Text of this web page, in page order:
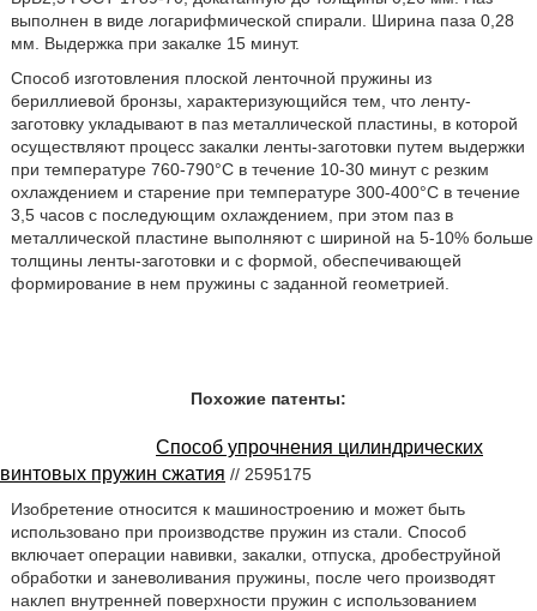
выполнен в виде логарифмической спирали. Ширина паза 0,28
мм. Выдержка при закалке 15 минут.
Способ изготовления плоской ленточной пружины из
бериллиевой бронзы, характеризующийся тем, что ленту-
заготовку укладывают в паз металлической пластины, в которой
осуществляют процесс закалки ленты-заготовки путем выдержки
при температуре 760-790°С в течение 10-30 минут с резким
охлаждением и старение при температуре 300-400°С в течение
3,5 часов с последующим охлаждением, при этом паз в
металлической пластине выполняют с шириной на 5-10% больше
толщины ленты-заготовки и с формой, обеспечивающей
формирование в нем пружины с заданной геометрией.
Похожие патенты:
Способ упрочнения цилиндрических
винтовых пружин сжатия // 2595175
Изобретение относится к машиностроению и может быть
использовано при производстве пружин из стали. Способ
включает операции навивки, закалки, отпуска, дробеструйной
обработки и заневоливания пружины, после чего производят
наклеп внутренней поверхности пружин с использованием